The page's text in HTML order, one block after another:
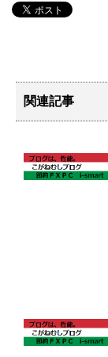
関連記事